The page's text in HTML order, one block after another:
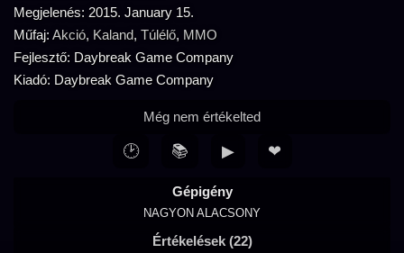
Megjelenés: 2015. January 15.
Műfaj: Akció, Kaland, Túlélő, MMO
Fejlesztő: Daybreak Game Company
Kiadó: Daybreak Game Company
Gépigény
NAGYON ALACSONY
Értékelések (22)
Még nem értékelted
🕑 📚 ▶ ❤